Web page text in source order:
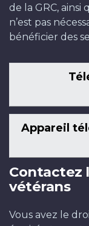
de la GRC, ainsi
n’est pas
bénéficier des
Appareil
Contactez
vétérans
Vous avez le